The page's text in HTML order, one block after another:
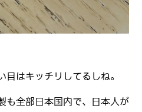
はキッチリしてるしね。
も全部日本国内で、日本人が